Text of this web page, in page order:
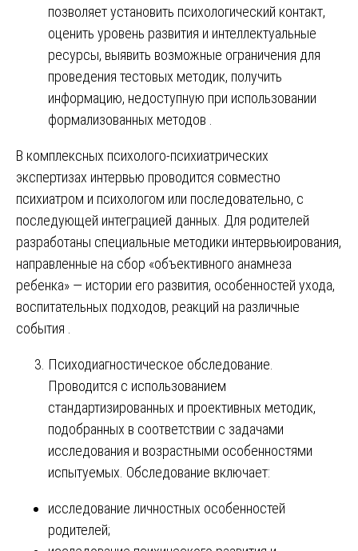
позволяет установить психологический контакт,
оценить уровень развития и интеллектуальные
ресурсы, выявить возможные ограничения для
проведения тестовых методик, получить
информацию, недоступную при использовании
формализованных методов .
В комплексных психолого-психиатрических
экспертизах интервью проводится совместно
психиатром и психологом или последовательно, с
последующей интеграцией данных. Для родителей
разработаны специальные методики интервьюирования,
направленные на сбор «объективного анамнеза
ребенка» — истории его развития, особенностей ухода,
воспитательных подходов, реакций на различные
события .
Психодиагностическое обследование.
Проводится с использованием
стандартизированных и проективных методик,
подобранных в соответствии с задачами
исследования и возрастными особенностями
испытуемых. Обследование включает:
исследование личностных особенностей
родителей;